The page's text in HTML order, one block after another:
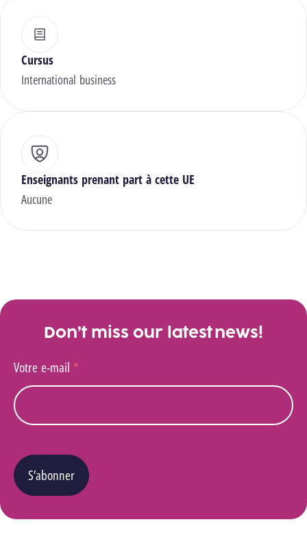
Cursus
International business
Enseignants prenant part à cette UE
Aucune
Don’t miss our latest news!
Votre e-mail *
S’abonner